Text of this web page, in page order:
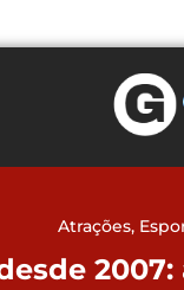
Atrações,